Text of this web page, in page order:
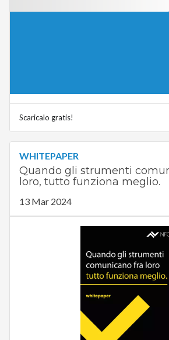
Scaricalo gratis!
WHITEPAPER
Quando gli strumenti
loro, tutto funziona meglio.
13 Mar 2024